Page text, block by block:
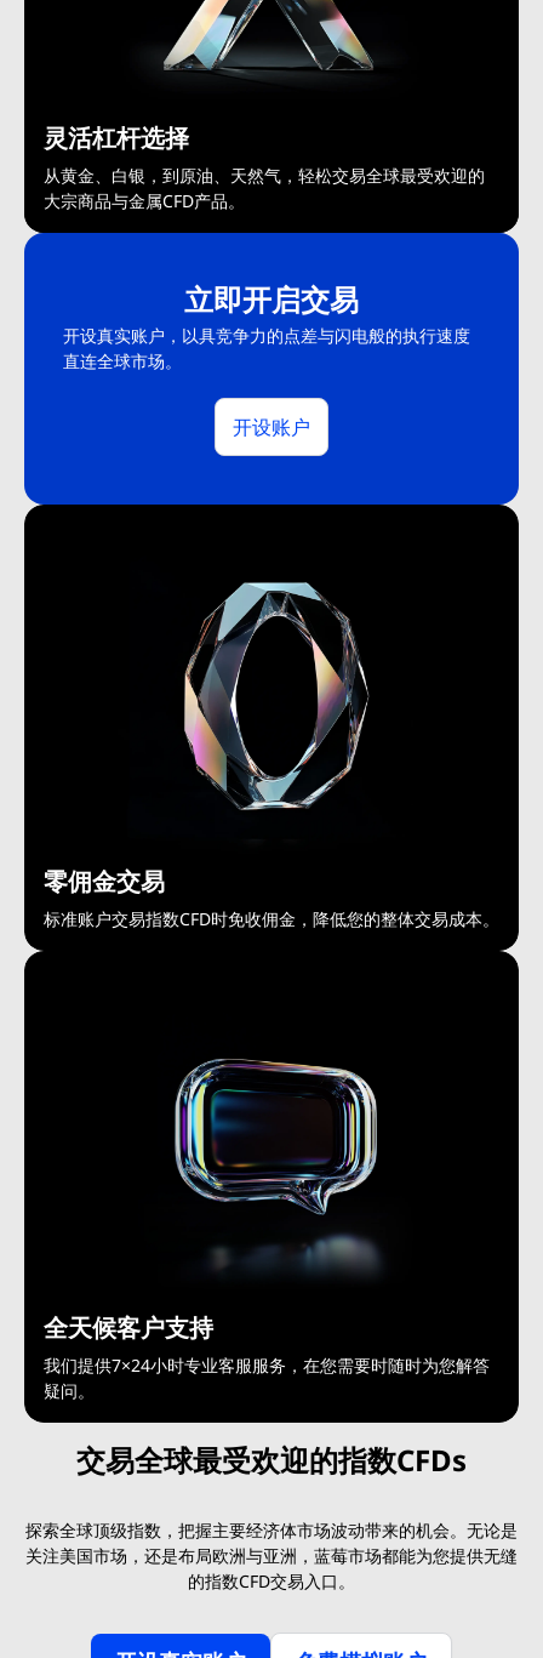
灵活杠杆选择
从黄金、白银，到原油、天然气，轻松交易全球最受欢迎的
大宗商品与金属CFD产品。
零佣金交易
标准账户交易指数CFD时免收佣金，降低您的整体交易成本。
全天候客户支持
我们提供7×24小时专业客服服务，在您需要时随时为您解答
疑问。
立即开启交易
开设真实账户，以具竞争力的点差与闪电般的执行速度
直连全球市场。
开设账户
交易全球最受欢迎的指数CFDs
探索全球顶级指数，把握主要经济体市场波动带来的机会。无论是
关注美国市场，还是布局欧洲与亚洲，蓝莓市场都能为您提供无缝
的指数CFD交易入口。